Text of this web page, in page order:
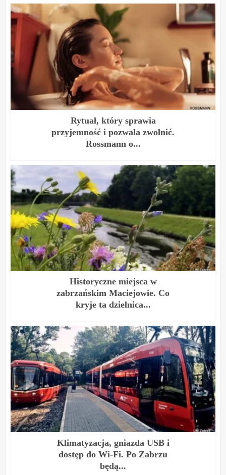
Rytuał, który sprawia
przyjemność i pozwala zwolnić.
Rossmann o...
Historyczne miejsca w
zabrzańskim Maciejowie. Co
kryje ta dzielnica...
Klimatyzacja, gniazda USB i
dostęp do Wi-Fi. Po Zabrzu
będą...